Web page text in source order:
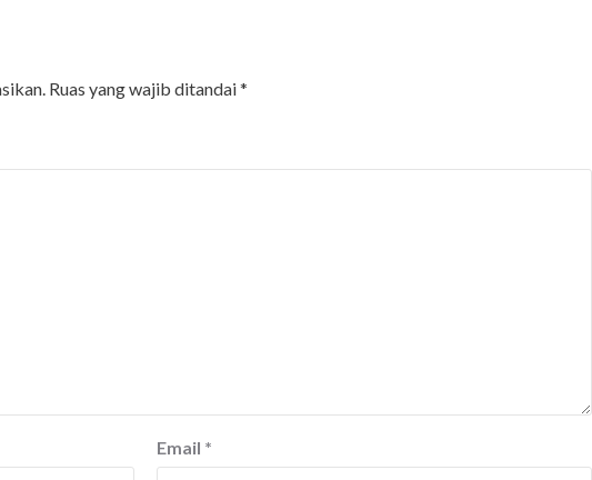
Ruas yang wajib ditandai*
Email *